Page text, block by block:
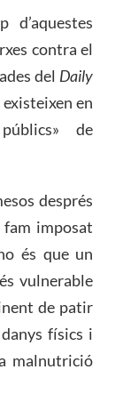
contra el
del Daily
en
de
després
fam imposat
és que un
vulnerable
de patir
físics i
malnutrició